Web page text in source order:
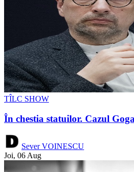
TÎLC SHOW
În chestia statuilor. Cazul
Sever VOINESCU
Joi, 06 Aug